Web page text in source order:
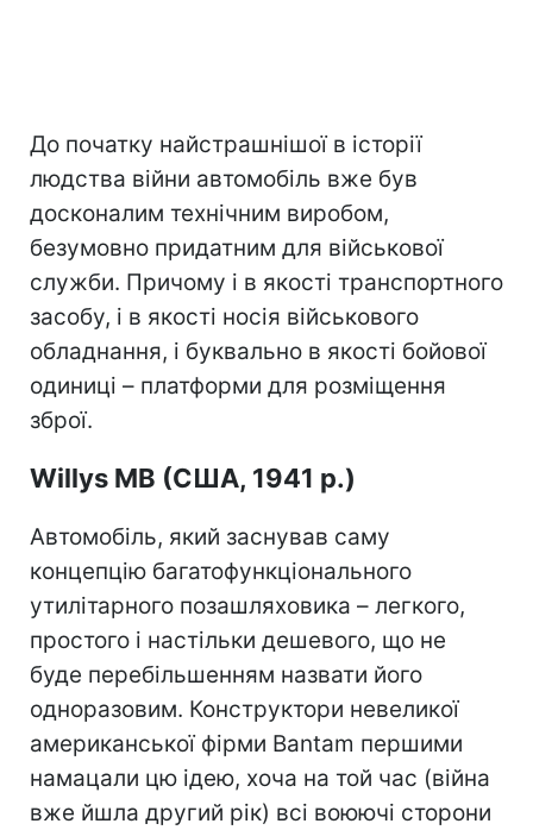
До початку найстрашнішої в історії
людства війни автомобіль вже був
досконалим технічним виробом,
безумовно придатним для військової
служби. Причому і в якості транспортного
засобу, і в якості носія військового
обладнання, і буквально в якості бойової
одиниці – платформи для розміщення
зброї.
Willys MB (США, 1941 р.)
Автомобіль, який заснував саму
концепцію багатофункціонального
утилітарного позашляховика – легкого,
простого і настільки дешевого, що не
буде перебільшенням назвати його
одноразовим. Конструктори невеликої
американської фірми Bantam першими
намацали цю ідею, хоча на той час (війна
вже йшла другий рік) всі воюючі сторони